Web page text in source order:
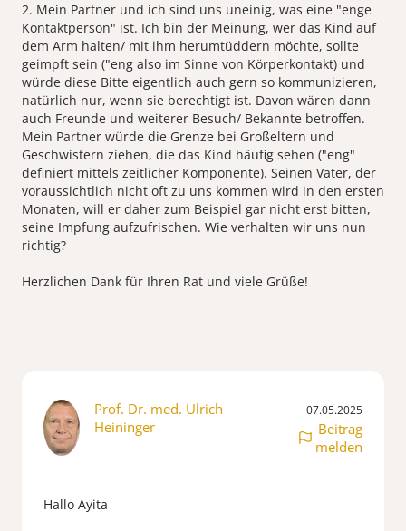
2. Mein Partner und ich sind uns uneinig, was eine "enge
Kontaktperson" ist. Ich bin der Meinung, wer das Kind auf
dem Arm halten/ mit ihm herumtüddern möchte, sollte
geimpft sein ("eng also im Sinne von Körperkontakt) und
würde diese Bitte eigentlich auch gern so kommunizieren,
natürlich nur, wenn sie berechtigt ist. Davon wären dann
auch Freunde und weiterer Besuch/ Bekannte betroffen.
Mein Partner würde die Grenze bei Großeltern und
Geschwistern ziehen, die das Kind häufig sehen ("eng"
definiert mittels zeitlicher Komponente). Seinen Vater, der
voraussichtlich nicht oft zu uns kommen wird in den ersten
Monaten, will er daher zum Beispiel gar nicht erst bitten,
seine Impfung aufzufrischen. Wie verhalten wir uns nun
richtig?
Prof. Dr. med. Ulrich
Heininger
07.05.2025
Beitrag
melden
Hallo Ayita